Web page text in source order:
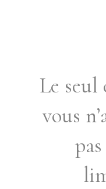
Le
vous